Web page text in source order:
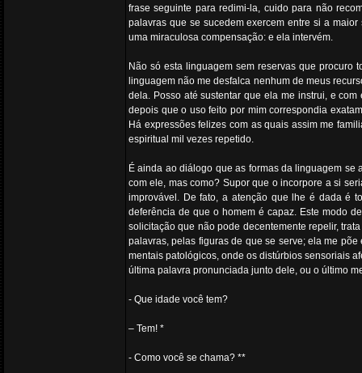
frase seguinte para redimi-la, cuido para não
palavras que se sucedem exercem entre si a
uma miraculosa compensação: e ela intervém.
Não só esta linguagem sem reservas que procuro
linguagem não me desfalca nenhum de meus
dela. Posso até sustentar que ela me instrui, e
depois que o uso feito por mim correspondia
Há expressões felizes com as quais assim me
espiritual mil vezes repetido.
É ainda ao diálogo que as formas da linguagem se
com ele, mas como? Supor que o incorpore a si
improvável. De fato, a atenção que lhe é dada é
deferência de que o homem é capaz. Este modo
solicitação que não pode decentemente repelir,
palavras, pelas figuras de que se serve; ela me
mentais patológicos, onde os distúrbios sensoriais
última palavra pronunciada junto dele, ou o último
- Que idade você tem?
– Tem! *
- Como você se chama? **